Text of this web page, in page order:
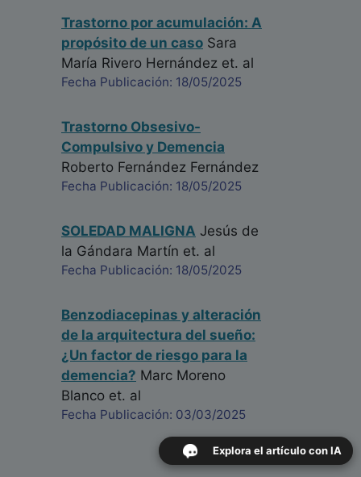
Trastorno por acumulación: A
propósito de un caso Sara
María Rivero Hernández et. al
Fecha Publicación: 18/05/2025
Trastorno Obsesivo-
Compulsivo y Demencia
Roberto Fernández Fernández
Fecha Publicación: 18/05/2025
SOLEDAD MALIGNA Jesús de
la Gándara Martín et. al
Fecha Publicación: 18/05/2025
Benzodiacepinas y alteración
de la arquitectura del sueño:
¿Un factor de riesgo para la
demencia? Marc Moreno
Blanco et. al
Fecha Publicación: 03/03/2025
Explora el artículo con IA